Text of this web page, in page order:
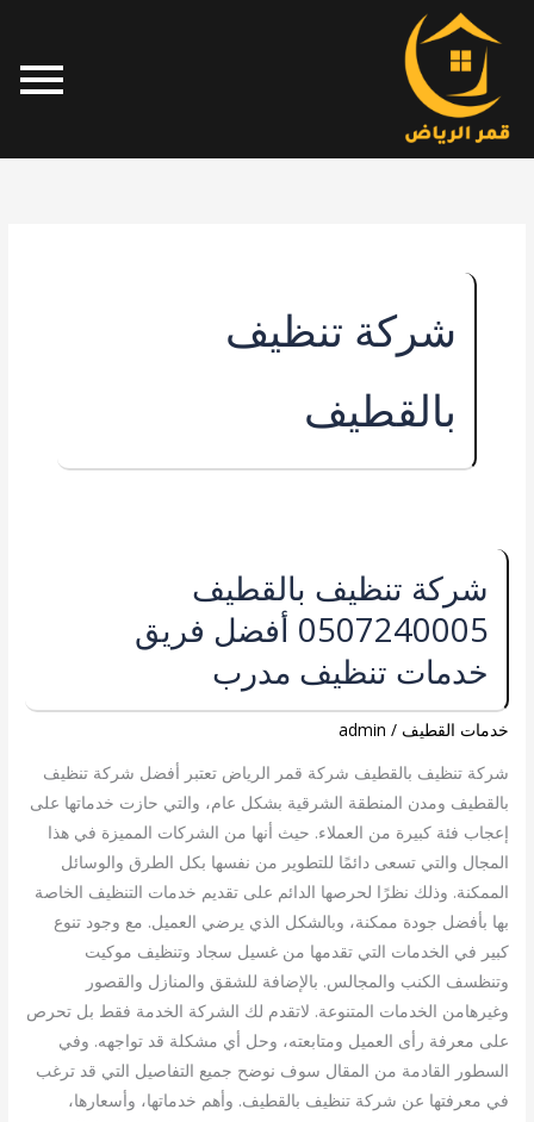
المحتوى
شركة تنظيف
بالقطيف
شركة تنظيف بالقطيف
0507240005 أفضل فريق
خدمات تنظيف مدرب
خدمات القطيف /
admin
شركة تنظيف بالقطيف شركة قمر الرياض تعتبر أفضل شركة تنظيف
بالقطيف ومدن المنطقة الشرقية بشكل عام، والتي حازت خدماتها على
إعجاب فئة كبيرة من العملاء. حيث أنها من الشركات المميزة في هذا
المجال والتي تسعى دائمًا للتطوير من نفسها بكل الطرق والوسائل
الممكنة. وذلك نظرًا لحرصها الدائم على تقديم خدمات التنظيف الخاصة
بها بأفضل جودة ممكنة، وبالشكل الذي يرضي العميل. مع وجود تنوع
كبير في الخدمات التي تقدمها من غسيل سجاد وتنظيف موكيت
وتنظسف الكنب والمجالس. بالإضافة للشقق والمنازل والقصور
وغيرهامن الخدمات المتنوعة. لاتقدم لك الشركة الخدمة فقط بل تحرص
على معرفة رأى العميل ومتابعته، وحل أي مشكلة قد تواجهه. وفي
السطور القادمة من المقال سوف نوضح جميع التفاصيل التي قد ترغب
في معرفتها عن شركة تنظيف بالقطيف. وأهم خدماتها، وأسعارها،
شركة
تنظيف
بالقطيف
أفضل
فريق
خدمات
تنظيف
مدرب